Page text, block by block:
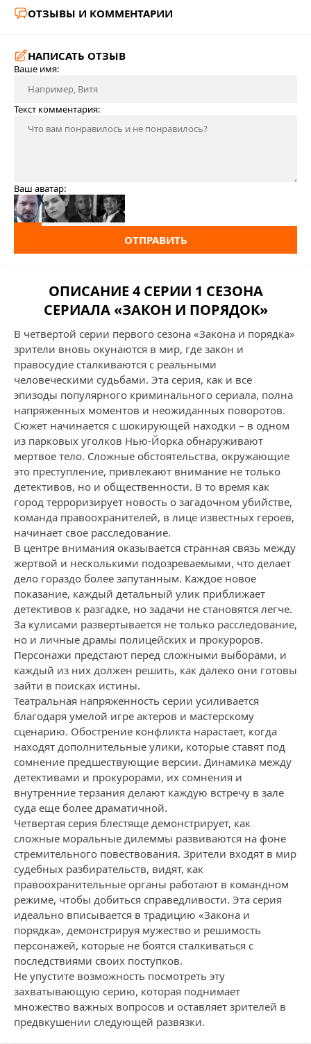
ОТЗЫВЫ И КОММЕНТАРИИ
НАПИСАТЬ ОТЗЫВ
Ваше имя:
Текст комментария:
Ваш аватар:
ОТПРАВИТЬ
ОПИСАНИЕ 4 СЕРИИ 1 СЕЗОНА
СЕРИАЛА «ЗАКОН И ПОРЯДОК»
В четвертой серии первого сезона «Закона и порядка»
зрители вновь окунаются в мир, где закон и
правосудие сталкиваются с реальными
человеческими судьбами. Эта серия, как и все
эпизоды популярного криминального сериала, полна
напряженных моментов и неожиданных поворотов.
Сюжет начинается с шокирующей находки – в одном
из парковых уголков Нью-Йорка обнаруживают
мертвоe тело. Сложные обстоятельства, окружающие
это преступление, привлекают внимание не только
детективов, но и общественности. В то время как
город терроризирует новость о загадочном убийстве,
команда правоохранителей, в лице известных героев,
начинает свое расследование.
В центре внимания оказывается странная связь между
жертвой и несколькими подозреваемыми, что делает
дело гораздо более запутанным. Каждое новое
показание, каждый детальный улик приближает
детективов к разгадке, но задачи не становятся легче.
За кулисами развертывается не только расследование,
но и личные драмы полицейских и прокуроров.
Персонажи предстают перед сложными выборами, и
каждый из них должен решить, как далеко они готовы
зайти в поисках истины.
Театральная напряженность серии усиливается
благодаря умелой игре актеров и мастерскому
сценарию. Обострение конфликта нарастает, когда
находят дополнительные улики, которые ставят под
сомнение предшествующие версии. Динамика между
детективами и прокурорами, их сомнения и
внутренние терзания делают каждую встречу в зале
суда еще более драматичной.
Четвертая серия блестяще демонстрирует, как
сложные моральные дилеммы развиваются на фоне
стремительного повествования. Зрители входят в мир
судебных разбирательств, видят, как
правоохранительные органы работают в командном
режиме, чтобы добиться справедливости. Эта серия
идеально вписывается в традицию «Закона и
порядка», демонстрируя мужество и решимость
персонажей, которые не боятся сталкиваться с
последствиями своих поступков.
Не упустите возможность посмотреть эту
захватывающую серию, которая поднимает
множество важных вопросов и оставляет зрителей в
предвкушении следующей развязки.